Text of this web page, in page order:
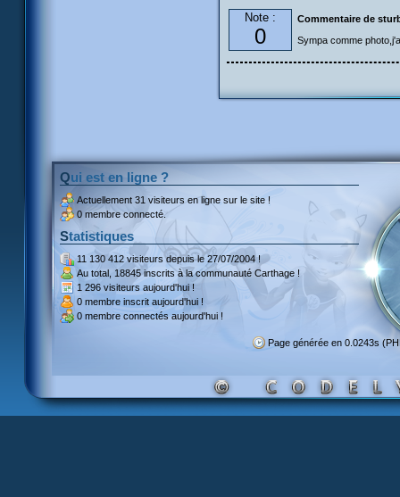
Note :
0
Commentaire de
Sympa comme
Qui est en ligne ?
Actuellement 31 visiteurs en ligne sur le site !
0 membre connecté.
Statistiques
11 130 412 visiteursdepuis le 27/07/2004 !
Au total, 18845 inscritsà la communauté Carthage !
1 296 visiteurs aujourd'hui !
0 membre inscrit aujourd'hui !
0 membre connectés aujourd'hui !
Page générée en 0.0243s